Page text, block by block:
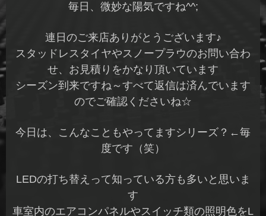
毎日、微妙な陽気ですね^^;
連日のご来店ありがとうございます♪
スタッドレスタイヤやスノープラウのお問い合わ
せ、お見積りをかなり頂いています
シーズン到来ですね～すべて返信は済んでいます
のでご確認くださいね☆
今日は、こんなこともやってますシリーズ？←毎
度です（笑）
LEDの打ち替えって知っている方も多いと思いま
す
車室内のエアコンパネルやスイッチ類の照明色をL